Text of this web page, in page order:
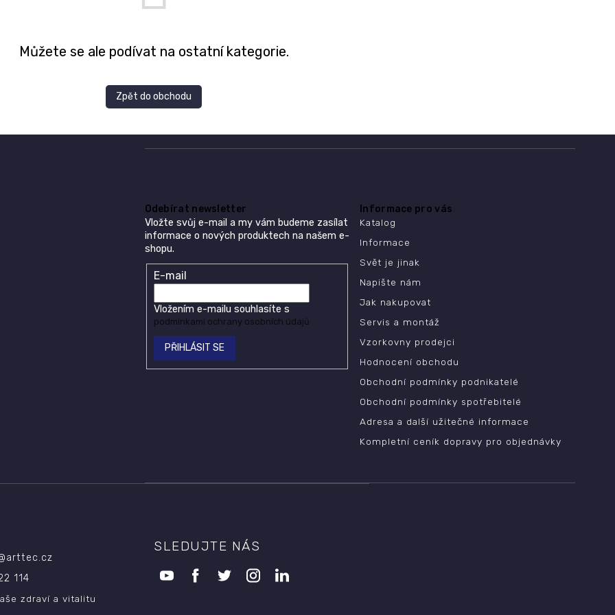
Můžete se ale podívat na ostatní kategorie.
Zpět do obchodu
Odebírat newsletter
Vložte svůj e-mail a my vám budeme zasílat
informace o nových produktech na našem e-
shopu.
E-mail
Vložením e-mailu souhlasíte s
podmínkami ochrany osobních údajů
PŘIHLÁSIT SE
Informace pro vás
Katalog
Informace
Svět je jinak
Napište nám
Jak nakupovat
Servis a montáž
Vzorkovny prodejci
Hodnocení obchodu
Obchodní podmínky podnikatelé
Obchodní podmínky spotřebitelé
Adresa a další užitečné informace
Kompletní ceník dopravy pro objednávky
arttec.cz
114
zdraví a vitalitu
SLEDUJTE NÁS